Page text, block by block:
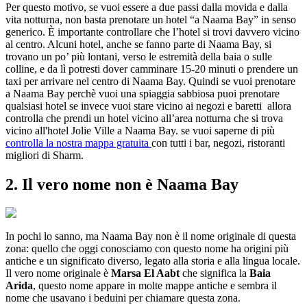
Per questo motivo, se vuoi essere a due passi dalla movida e dalla
vita notturna, non basta prenotare un hotel “a Naama Bay” in senso
generico. È importante controllare che l’hotel si trovi davvero vicino
al centro. Alcuni hotel, anche se fanno parte di Naama Bay, si
trovano un po’ più lontani, verso le estremità della baia o sulle
colline, e da lì potresti dover camminare 15-20 minuti o prendere un
taxi per arrivare nel centro di Naama Bay. Quindi se vuoi prenotare
a Naama Bay perchè vuoi una spiaggia sabbiosa puoi prenotare
qualsiasi hotel se invece vuoi stare vicino ai negozi e baretti allora
controlla che prendi un hotel vicino all’area notturna che si trova
vicino all'hotel Jolie Ville a Naama Bay. se vuoi saperne di più
controlla la nostra mappa gratuita con tutti i bar, negozi, ristoranti
migliori di Sharm.
2. Il vero nome non è Naama Bay
In pochi lo sanno, ma Naama Bay non è il nome originale di questa
zona: quello che oggi conosciamo con questo nome ha origini più
antiche e un significato diverso, legato alla storia e alla lingua locale.
Il vero nome originale è Marsa El Aabtche significa la Baia
Arida, questo nome appare in molte mappe antiche e sembra il
nome che usavano i beduini per chiamare questa zona.